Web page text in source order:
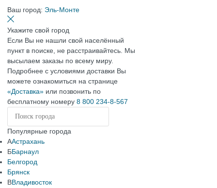
Ваш город: Эль-Монте
Укажите свой город
Если Вы не нашли свой населённый
пункт в поиске, не расстраивайтесь. Мы
высылаем заказы по всему миру.
Подробнее с условиями доставки Вы
можете ознакомиться на странице
«Доставка» или позвонить по
бесплатному номеру 8 800 234-8-567
Популярные города
ААстрахань
ББарнаул
Белгород
Брянск
ВВладивосток